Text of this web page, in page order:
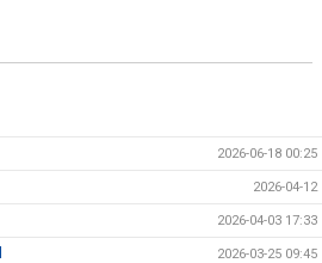
2026-06-18 00:25
2026-04-12
2026-04-03 17:33
2026-03-25 09:45